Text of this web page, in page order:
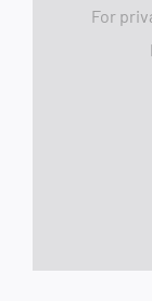
For